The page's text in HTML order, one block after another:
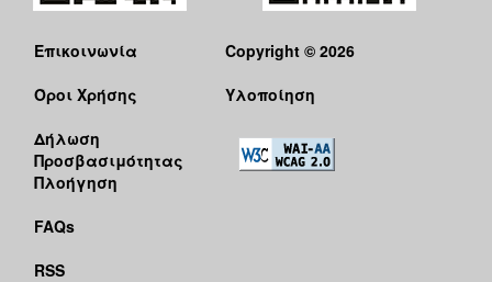
Επικοινωνία
Όροι Χρήσης
Δήλωση
Προσβασιμότητας
Πλοήγηση
FAQs
RSS
Copyright © 2026
Υλοποίηση